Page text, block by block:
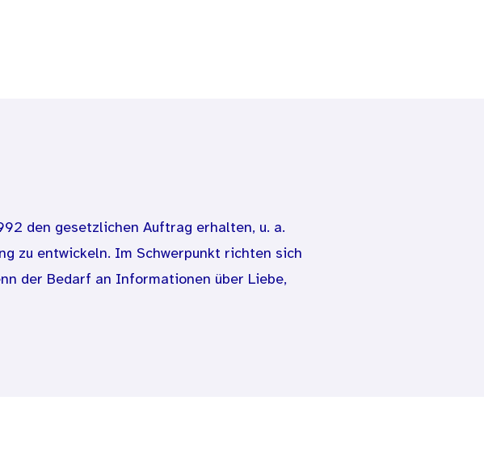
den gesetzlichen Auftrag erhalten, u. a.
zu entwickeln. Im Schwerpunkt richten sich
der Bedarf an Informationen über Liebe,
den verschiedenen Stadien der